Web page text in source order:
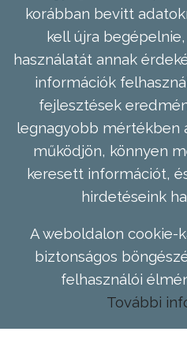
korábban bevitt
kell újra
használatát annak
információk
fejlesztések
legnagyobb mértékben
működjön, könnyen
keresett információt,
hirdetéseink
A weboldalon cookie-
biztonságos
felhasználói
További